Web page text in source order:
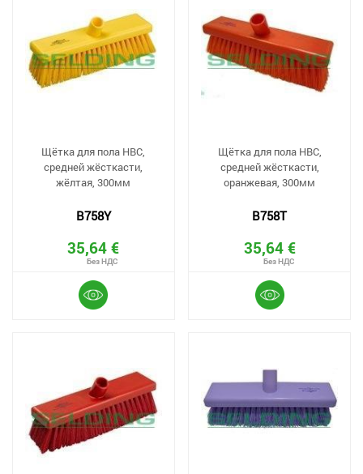
Щётка для пола HBC,
средней жёсткасти,
жёлтая, 300мм
B758Y
35,64 €
Щётка для пола HBC,
средней жёсткасти,
оранжевая, 300мм
B758T
35,64 €